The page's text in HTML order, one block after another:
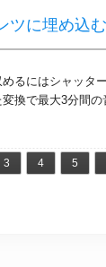
ツに埋め込
るにはシャッター
換で最大3分間の
3 4 5